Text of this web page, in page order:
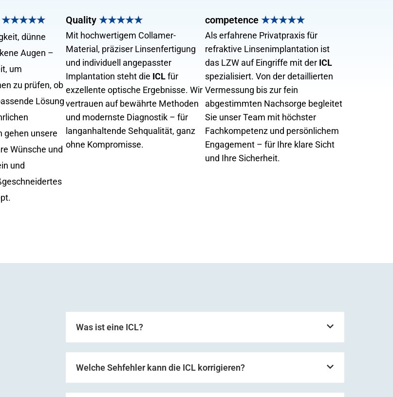
★★★★★
dünne
Augen –
um
zu prüfen, ob
Lösung
gehen unsere
Wünsche und
und
Quality ★★★★★
Mit hochwertigem Collamer-
Material, präziser Linsenfertigung
und individuell angepasster
Implantation steht die ICLfür
exzellente optische Ergebnisse. Wir
vertrauen auf bewährte Methoden
und modernste Diagnostik – für
langanhaltende Sehqualität, ganz
ohne Kompromisse.
competence ★★★★★
Als erfahrene Privatpraxis für
refraktive Linsenimplantation ist
das LZW auf Eingriffe mit der ICL
spezialisiert. Von der detaillierten
Vermessung bis zur fein
abgestimmten Nachsorge begleitet
Sie unser Team mit höchster
Fachkompetenz und persönlichem
Engagement – für Ihre klare Sicht
und Ihre Sicherheit.
Was ist eine ICL?
Welche Sehfehler kann die ICL korrigieren?